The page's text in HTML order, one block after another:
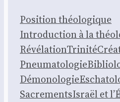
Posi­tion théo­lo­gique
Intro­duc­tion à la
Révé­la­tionTri­ni­té
Pneu­ma­to­lo­gie
Démo­no­lo­gie
Sacre­mentsIsraël et